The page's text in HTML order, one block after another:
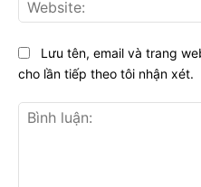
Lưu tên, email và trang
cho lần tiếp theo tôi nhận xét.